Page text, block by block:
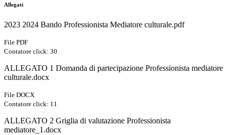
Allegati
2023 2024 Bando Professionista Mediatore culturale.pdf
File PDF
Contatore click: 30
ALLEGATO 1 Domanda di partecipazione Professionista mediatore
culturale.docx
File DOCX
Contatore click: 11
ALLEGATO 2 Griglia di valutazione Professionista
mediatore_1.docx